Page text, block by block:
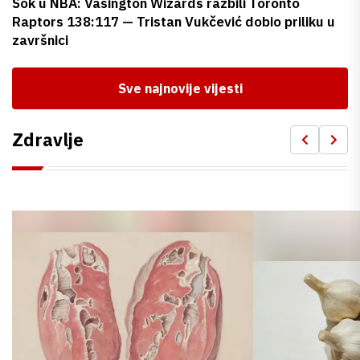
Raptors 138:117 — Tristan Vukčević dobio priliku u
završnici
Sve najnovije vijesti
Zdravlje